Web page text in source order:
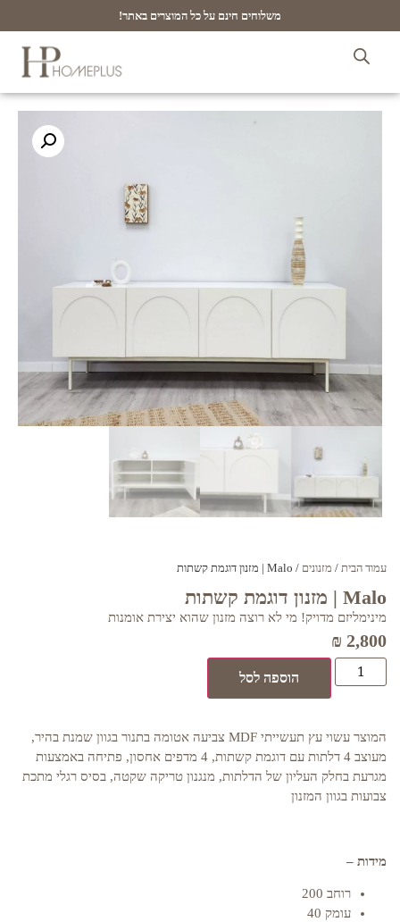
משלוחים חינם על כל המוצרים באתר!
עמוד הבית / מזנונים / Malo | מזנון דוגמת קשתות
Malo | מזנון דוגמת קשתות
מינימליזם מדויק! מי לא רוצה מזנון שהוא יצירת אומנות
₪ 2,800
הוספה לסל
המוצר עשוי עץ תעשייתי MDF צביעה אטומה בתנור בגוון שמנת בהיר,
מעוצב 4 דלתות עם דוגמת קשתות, 4 מדפים אחסון, פתיחה באמצעות
מגרעת בחלק העליון של הדלתות, מנגנון טריקה שקטה, בסיס רגלי מתכת
צבועות בגוון המזנון
מידות –
רוחב 200
עומק 40